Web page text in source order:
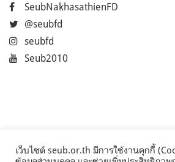
SeubNakhasathienFD
@seubfd
seubfd
Seub2010
เว็บไซต์ seub.or.th มีการใช้งานคุกกี้